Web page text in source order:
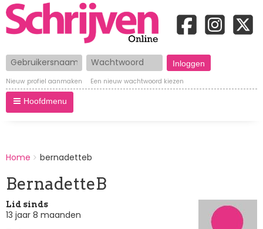
Gebruikersnaam Wachtwoord
Nieuw profiel aanmaken Een nieuw wachtwoord kiezen
Hoofdmenu
BREADCRUMBS
You
here:
Home bernadetteb
BernadetteB
Lid sinds
13 jaar 8 maanden